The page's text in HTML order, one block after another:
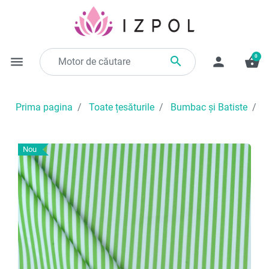
menu  person shopping_basket
0
Prima pagina Toate țesăturile Bumbac și Batiste
Nou